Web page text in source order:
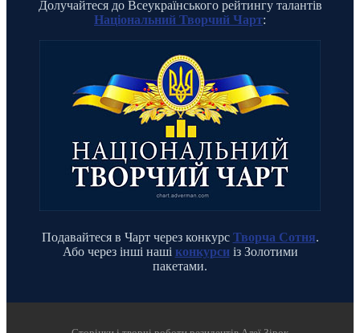
Долучайтеся до Всеукраїнського рейтингу талантів
Національний Творчий Чарт:
Подавайтеся в Чарт через конкурс Творча Сотня.
Або через інші наші конкурсиіз Золотими
пакетами.